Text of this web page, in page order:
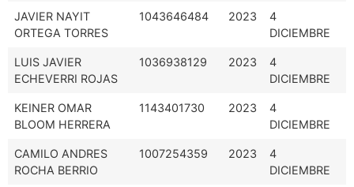
JAVIER NAYIT
ORTEGA TORRES
1043646484 2023
4
DICIEMBRE
LUIS JAVIER
ECHEVERRI ROJAS
1036938129 2023
4
DICIEMBRE
KEINER OMAR
BLOOM HERRERA
1143401730 2023
4
DICIEMBRE
CAMILO ANDRES
ROCHA BERRIO
1007254359 2023
4
DICIEMBRE